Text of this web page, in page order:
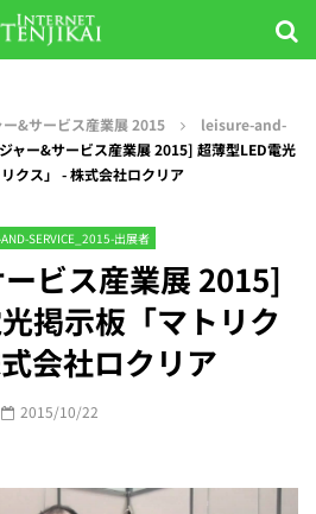
ー&サービス産業展 2015
leisure-and-
ャー&サービス産業展 2015] 超薄型LED電光
クス」 - 株式会社ロクリア
AND-SERVICE_2015-出展者
ビス産業展 2015]
掲示板「マトリク
会社ロクリア
2015/10/22